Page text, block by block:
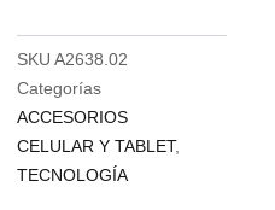
SKU A2638.02
Categorías
ACCESORIOS
CELULAR Y TABLET,
TECNOLOGÍA